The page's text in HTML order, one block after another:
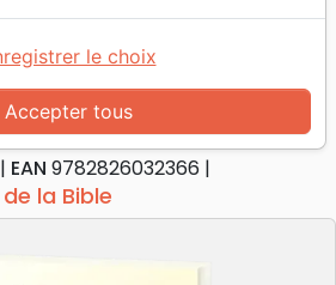
et d'aujourd'hui
d'hier et d'aujourd'hui
EAN 9782826032366
la Bible
Accepter tous
le choix